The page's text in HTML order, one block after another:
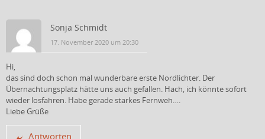
Sonja Schmidt
17. November 2020 um 20:30
Hi,
das sind doch schon mal wunderbare erste Nordlichter. Der
Übernachtungsplatz hätte uns auch gefallen. Hach, ich könnte sofort
wieder losfahren. Habe gerade starkes Fernweh….
Liebe Grüße
Antworten